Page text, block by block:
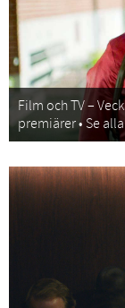
Film och TV –
premiärer • Se